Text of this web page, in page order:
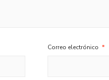
Correo electrónico *